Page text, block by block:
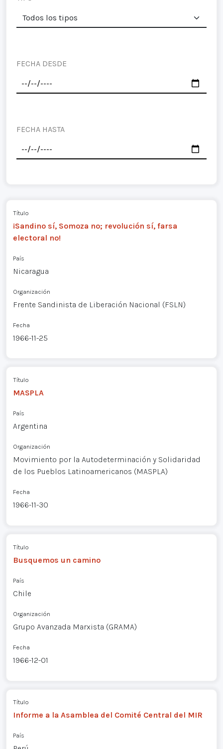
FECHA DESDE
FECHA HASTA
Título
¡Sandino sí, Somoza no; revolución sí, farsa
electoral no!
País
Nicaragua
Organización
Frente Sandinista de Liberación Nacional (FSLN)
Fecha
1966-11-25
Título
MASPLA
País
Argentina
Organización
Movimiento por la Autodeterminación y Solidaridad
de los Pueblos Latinoamericanos (MASPLA)
Fecha
1966-11-30
Título
Busquemos un camino
País
Chile
Organización
Grupo Avanzada Marxista (GRAMA)
Fecha
1966-12-01
Título
Informe a la Asamblea del Comité Central del MIR
País